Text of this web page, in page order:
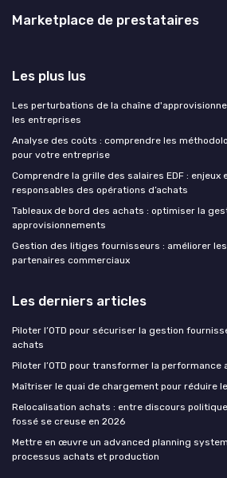
Marketplace de prestataires
Les plus lus
Les perturbations de la chaîne
les entreprises
Analyse des coûts : comprendre les
pour votre entreprise
Comprendre la grille des salaires EDF :
responsables des opérations d’achats
Tableaux de bord des achats : optimiser la
approvisionnements
Gestion des litiges fournisseurs : améliorer
partenaires commerciaux
Les derniers articles
Piloter l’OTD pour sécuriser la gestion
achats
Piloter l’OTD pour transformer la performance
Maîtriser le quai de chargement pour réduire
Relocalisation achats : entre discours
fossé se creuse en 2026
Mettre en œuvre un advanced planning
processus achats et production